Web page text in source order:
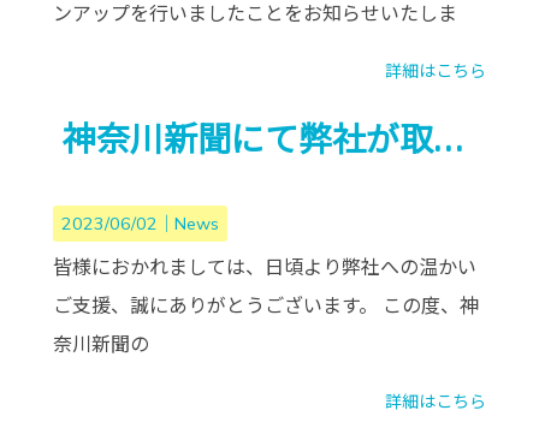
ンアップを行いましたことをお知らせいたしま
詳細はこちら
神奈川新聞にて弊社が取り上げられました
2023/06/02｜ News
皆様におかれましては、日頃より弊社への温かい
ご支援、誠にありがとうございます。 この度、神
奈川新聞の
詳細はこちら